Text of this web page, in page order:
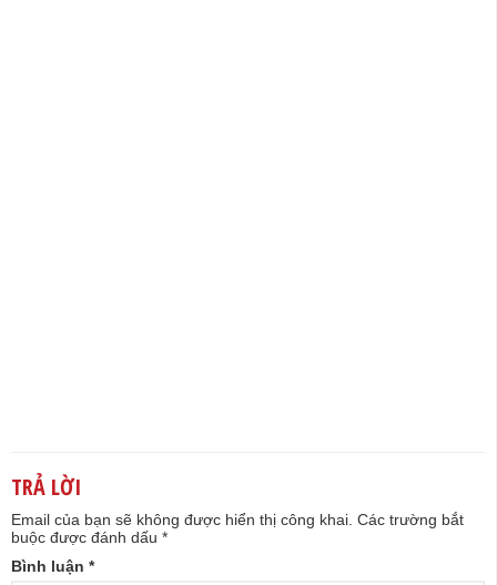
TRẢ LỜI
Email của bạn sẽ không được hiển thị công khai. Các trường bắt
buộc được đánh dấu *
Bình luận *